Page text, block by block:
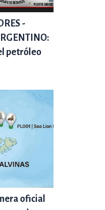
-
petróleo
oficial